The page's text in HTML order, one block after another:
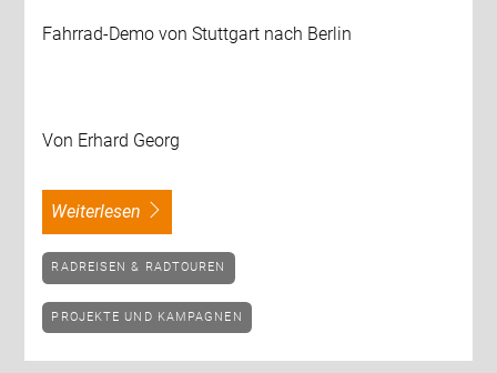
Fahrrad-Demo von Stuttgart nach Berlin
Von Erhard Georg
weiterlesen
RADREISEN & RADTOUREN
PROJEKTE UND KAMPAGNEN